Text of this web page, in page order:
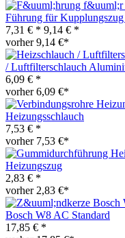
Führung für
7,31 € * 9,14 € *
vorher 9,14 €*
/ Luftfilterschlauch
6,09 € *
vorher 6,09 €*
Heizungsschlauch
7,53 € *
vorher 7,53 €*
Heizungszug
2,83 € *
vorher 2,83 €*
Bosch W8 AC Standard
17,85 € *